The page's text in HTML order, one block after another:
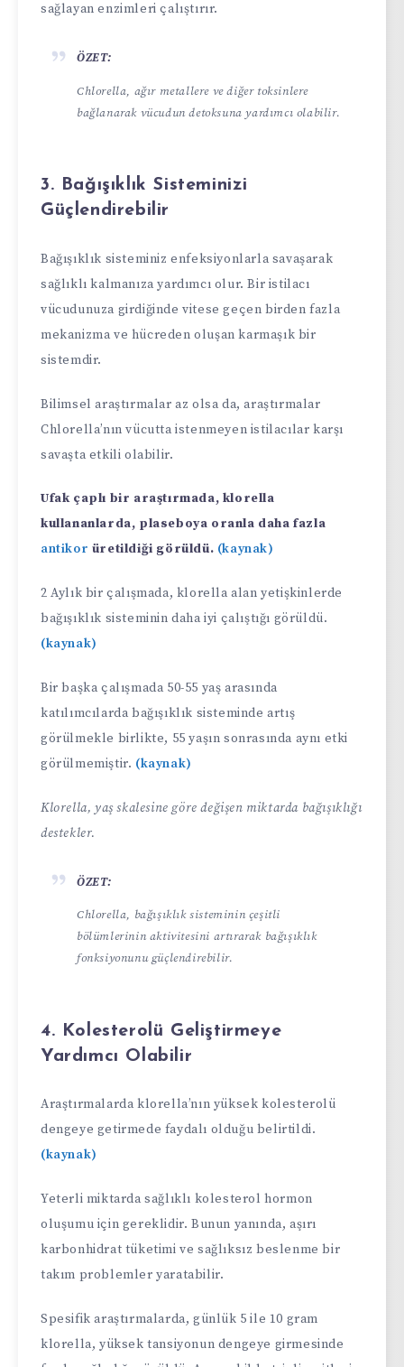
sağlayan enzimleri çalıştırır.
ÖZET:
Chlorella, ağır metallere ve diğer toksinlere
bağlanarak vücudun detoksuna yardımcı olabilir.
3. Bağışıklık Sisteminizi
Güçlendirebilir
Bağışıklık sisteminiz enfeksiyonlarla savaşarak
sağlıklı kalmanıza yardımcı olur. Bir istilacı
vücudunuza girdiğinde vitese geçen birden fazla
mekanizma ve hücreden oluşan karmaşık bir
sistemdir.
Bilimsel araştırmalar az olsa da, araştırmalar
Chlorella’nın vücutta istenmeyen istilacılar karşı
savaşta etkili olabilir.
Ufak çaplı bir araştırmada, klorella
kullananlarda, plaseboya oranla daha fazla
antikor üretildiği görüldü. (kaynak)
2 Aylık bir çalışmada, klorella alan yetişkinlerde
bağışıklık sisteminin daha iyi çalıştığı görüldü.
(kaynak)
Bir başka çalışmada 50-55 yaş arasında
katılımcılarda bağışıklık sisteminde artış
görülmekle birlikte, 55 yaşın sonrasında aynı etki
görülmemiştir. (kaynak)
Klorella, yaş skalesine göre değişen miktarda bağışıklığı
destekler.
ÖZET:
Chlorella, bağışıklık sisteminin çeşitli
bölümlerinin aktivitesini artırarak bağışıklık
fonksiyonunu güçlendirebilir.
4. Kolesterolü Geliştirmeye
Yardımcı Olabilir
Araştırmalarda klorella’nın yüksek kolesterolü
dengeye getirmede faydalı olduğu belirtildi.
(kaynak)
Yeterli miktarda sağlıklı kolesterol hormon
oluşumu için gereklidir. Bunun yanında, aşırı
karbonhidrat tüketimi ve sağlıksız beslenme bir
takım problemler yaratabilir.
Spesifik araştırmalarda, günlük 5 ile 10 gram
klorella, yüksek tansiyonun dengeye girmesinde